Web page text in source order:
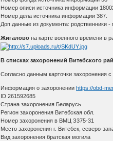
Номер описи источника информации
Номер дела источника информации 387.
Доп.данные из документа: родственники
Жигалово на карте военного времени в
В списках захоронений Витебского
Согласно данным карточки захоронения с
Информация о захороненииhttps://obd-
ID 261592685
Страна захоронения Беларусь
Регион захоронения Витебская обл.
Номер захоронения в ВМЦ З375-31
Место захоронения г. Витебск, северо-
Вид захоронения братская могила